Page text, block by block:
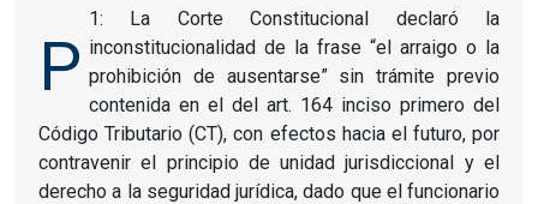
P
1: La Corte Constitucional declaró la
inconstitucionalidad de la frase “el arraigo o la
prohibición de ausentarse” sin trámite previo
contenida en el del art. 164 inciso primero del
Código Tributario (CT), con efectos hacia el futuro, por
contravenir el principio de unidad jurisdiccional y el
derecho a la seguridad jurídica, dado que el funcionario